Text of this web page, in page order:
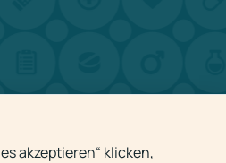
akzeptieren“ klicken,